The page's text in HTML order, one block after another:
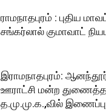
ராமநாதபுரம் : புதிய
சங்கர்லால் குமாவாட்
இராமநாதபுரம்:
ஊராட்சி மன்ற
த.மு.மு.க.,வில் இணைப்பு